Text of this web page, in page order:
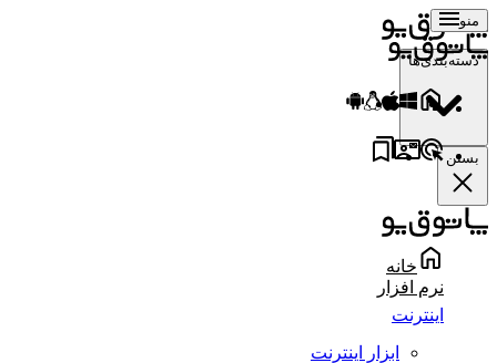
منو
دسته‌بندی‌ها
بستن
خانه
نرم افزار
اینترنت
ابزار اینترنت